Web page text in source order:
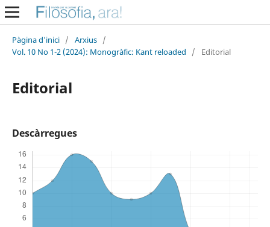
Pàgina d'inici / Arxius /
Vol. 10 No 1-2 (2024): Monogràfic: Kant reloaded
/ Editorial
Editorial
Descàrregues